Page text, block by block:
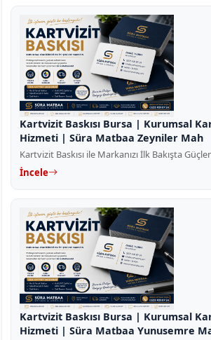
Kartvizit Baskısı Bursa | Kurumsal
Hizmeti | Süra Matbaa Zeyniler Mah
Kartvizit Baskısı ile Markanızı İlk Bakışta
İncele
Kartvizit Baskısı Bursa | Kurumsal
Hizmeti | Süra Matbaa Yunusemre